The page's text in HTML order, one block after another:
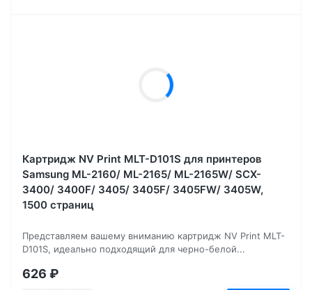
Картридж NV Print MLT-D101S для принтеров
Samsung ML-2160/ ML-2165/ ML-2165W/ SCX-
3400/ 3400F/ 3405/ 3405F/ 3405FW/ 3405W,
1500 страниц
Представляем вашему вниманию картридж NV Print MLT-
D101S, идеально подходящий для черно-белой...
626 ₽